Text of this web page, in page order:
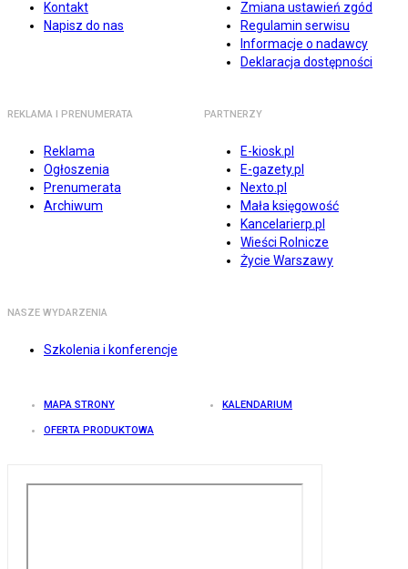
Kontakt
Napisz do nas
Zmiana ustawień zgód
Regulamin serwisu
Informacje o nadawcy
Deklaracja dostępności
REKLAMA I PRENUMERATA
Reklama
Ogłoszenia
Prenumerata
Archiwum
PARTNERZY
E-kiosk.pl
E-gazety.pl
Nexto.pl
Mała księgowość
Kancelarierp.pl
Wieści Rolnicze
Życie Warszawy
NASZE WYDARZENIA
Szkolenia i konferencje
MAPA STRONY KALENDARIUM
OFERTA PRODUKTOWA